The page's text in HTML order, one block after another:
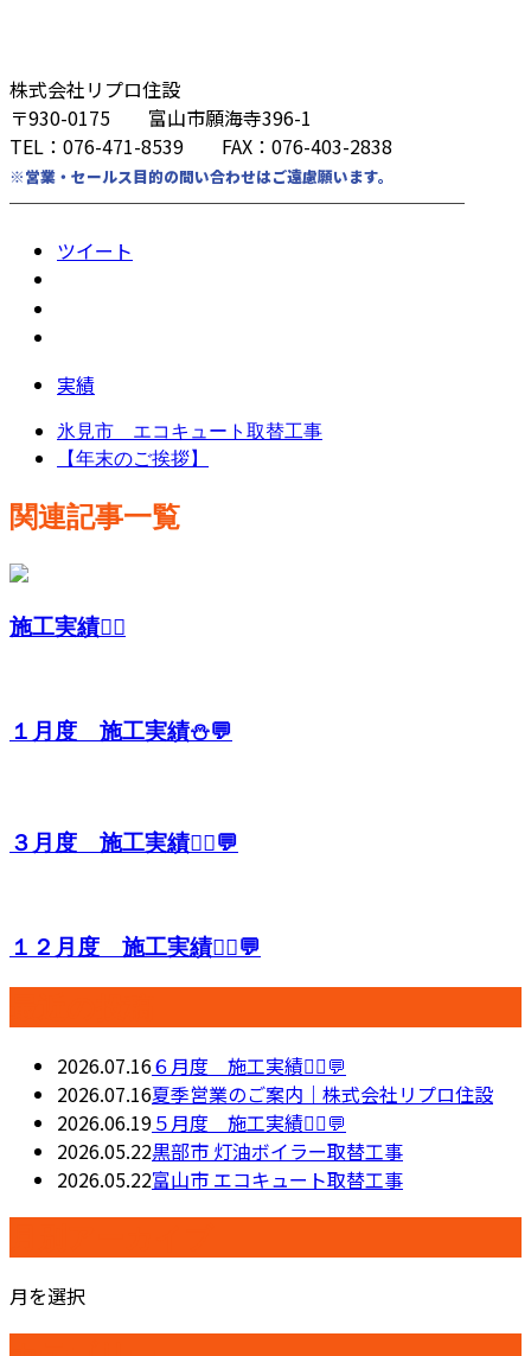
株式会社リプロ住設
〒930-0175 富山市願海寺396-1
TEL：076-471-8539 FAX：076-403-2838
※営業・セールス目的の問い合わせはご遠慮願います。
────────────────────────
ツイート
実績
氷見市 エコキュート取替工事
【年末のご挨拶】
関連記事一覧
施工実績👷‍♂️
１月度 施工実績⛄💬
３月度 施工実績👷‍♂️💬
１２月度 施工実績👷‍♂️💬
2026.07.16６月度 施工実績👷‍♂️💬
2026.07.16夏季営業のご案内｜株式会社リプロ住設
2026.06.19５月度 施工実績👷‍♂️💬
2026.05.22黒部市 灯油ボイラー取替工事
2026.05.22富山市 エコキュート取替工事
月を選択